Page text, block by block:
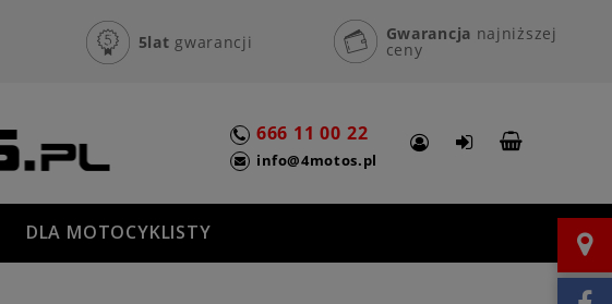
5lat gwarancji Gwarancja najniższej
ceny
666 11 00 22
info@4motos.pl
DLA MOTOCYKLISTY